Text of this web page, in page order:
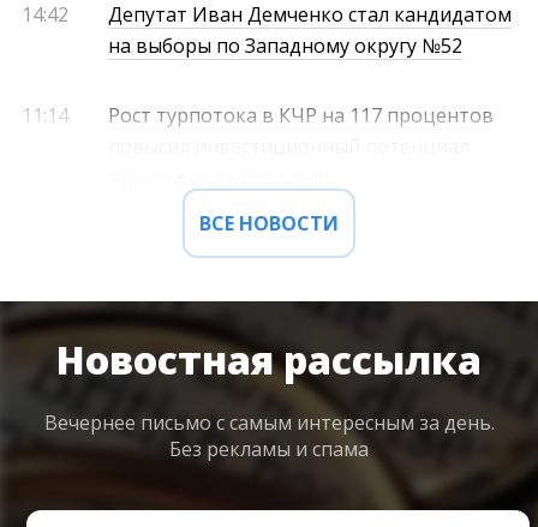
14:42
Депутат Иван Демченко стал кандидатом
на выборы по Западному округу №52
11:14
Рост турпотока в КЧР на 117 процентов
ВСЕ НОВОСТИ
Новостная рассылка
Вечернее письмо с самым интересным за день.
Без рекламы и спама